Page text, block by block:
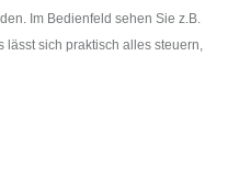
Im Bedienfeld sehen Sie z.B.
sich praktisch alles steuern,